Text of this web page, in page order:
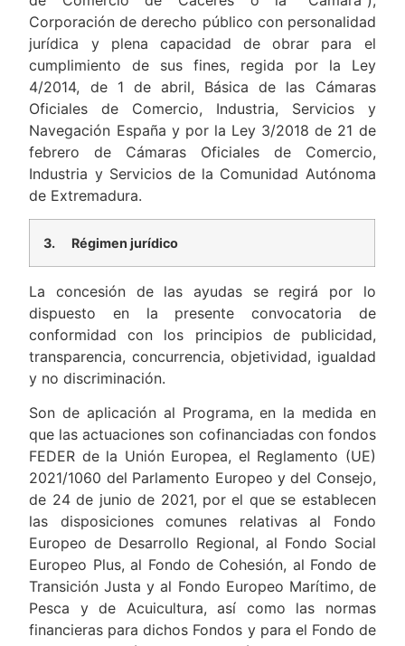
Corporación de derecho público con personalidad
jurídica y plena capacidad de obrar para el
cumplimiento de sus fines, regida por la Ley
4/2014, de 1 de abril, Básica de las Cámaras
Oficiales de Comercio, Industria, Servicios y
Navegación España y por la Ley 3/2018 de 21 de
febrero de Cámaras Oficiales de Comercio,
Industria y Servicios de la Comunidad Autónoma
de Extremadura.
3. Régimen jurídico
La concesión de las ayudas se regirá por lo
dispuesto en la presente convocatoria de
conformidad con los principios de publicidad,
transparencia, concurrencia, objetividad, igualdad
y no discriminación.
Son de aplicación al Programa, en la medida en
que las actuaciones son cofinanciadas con fondos
FEDER de la Unión Europea, el Reglamento (UE)
2021/1060 del Parlamento Europeo y del Consejo,
de 24 de junio de 2021, por el que se establecen
las disposiciones comunes relativas al Fondo
Europeo de Desarrollo Regional, al Fondo Social
Europeo Plus, al Fondo de Cohesión, al Fondo de
Transición Justa y al Fondo Europeo Marítimo, de
Pesca y de Acuicultura, así como las normas
financieras para dichos Fondos y para el Fondo de